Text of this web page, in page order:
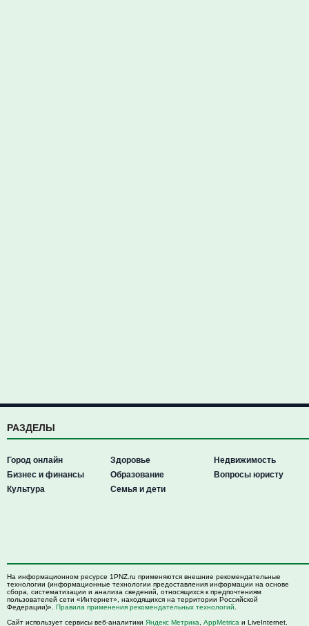
РАЗДЕЛЫ
Город онлайн
Бизнес и финансы
Культура
Здоровье
Образование
Семья и дети
Недвижимость
Вопросы юристу
На информационном ресурсе 1PNZ.ru применяются внешние рекомендательные
технологии (информационные технологии предоставления информации на основе
сбора, систематизации и анализа сведений, относящихся к предпочтениям
пользователей сети «Интернет», находящихся на территории Российской
Федерации)». Правила применения рекомендательных технологий
Сайт использует сервисы веб-аналитики Яндекс Метрика AppMetrica и LiveInternet.